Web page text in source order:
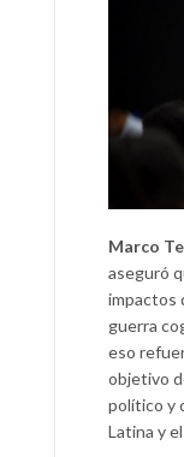
Marco
aseguró
impactos
guerra
eso
objetivo
político y
Latina y